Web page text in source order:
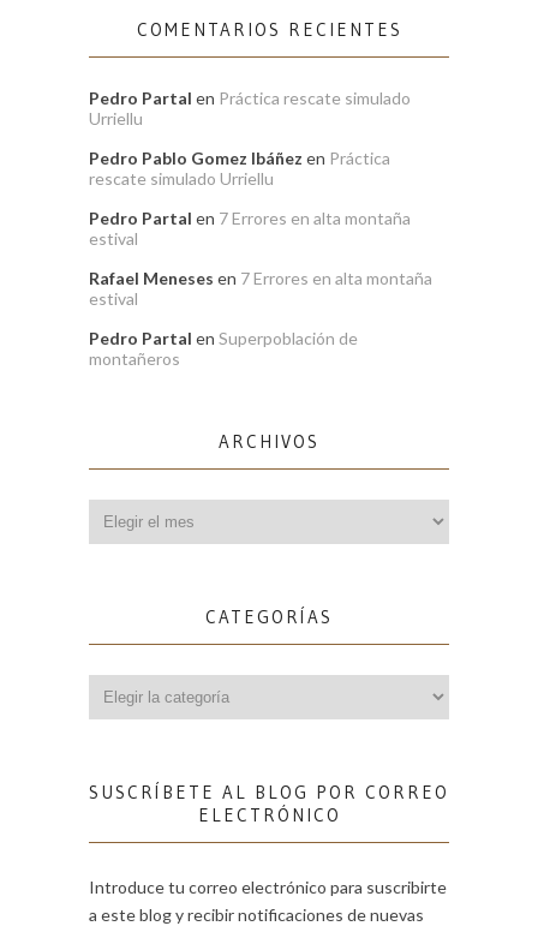
COMENTARIOS RECIENTES
Pedro Partal en Práctica rescate simulado
Urriellu
Pedro Pablo Gomez Ibáñez en Práctica
rescate simulado Urriellu
Pedro Partal en 7 Errores en alta montaña
estival
Rafael Meneses en 7 Errores en alta montaña
estival
Pedro Partal en Superpoblación de
montañeros
ARCHIVOS
CATEGORÍAS
SUSCRÍBETE AL BLOG POR CORREO
ELECTRÓNICO
Introduce tu correo electrónico para suscribirte
a este blog y recibir notificaciones de nuevas